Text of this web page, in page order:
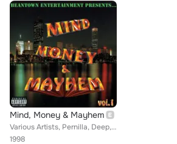
Mind, Money & Mayhem
Various Artists, Pernilla, Deep, League Of Nations, Black Pawn, Kool Katz, ClokWorx, 1Lyfe, Dethalle, Dru Garrity, Jamm1, Bawsto...
1998